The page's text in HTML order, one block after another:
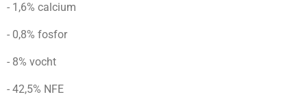
- 1,6% calcium
- 0,8% fosfor
- 8% vocht
- 42,5% NFE